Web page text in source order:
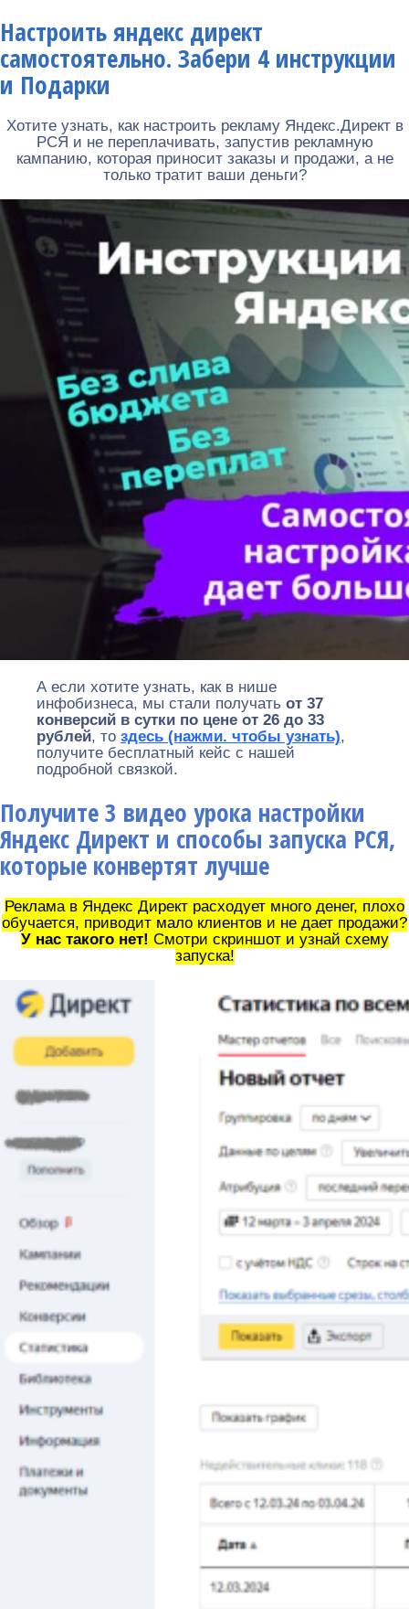
Настроить яндекс директ
самостоятельно. Забери 4 инструкции
и Подарки
Хотите узнать, как настроить рекламу Яндекс.Директ в
РСЯ и не переплачивать, запустив рекламную
кампанию, которая приносит заказы и продажи, а не
только тратит ваши деньги?
А если хотите узнать, как в нише
инфобизнеса, мы стали получать от 37
конверсий в сутки по цене от 26 до 33
рублей, то здесь (нажми. чтобы узнать),
получите бесплатный кейс с нашей
подробной связкой.
Получите 3 видео урока настройки
Яндекс Директ и способы запуска РСЯ,
которые конвертят лучше
Реклама в Яндекс Директ расходует много денег, плохо
обучается, приводит мало клиентов и не дает продажи?
У нас такого нет! Смотри скриншот и узнай схему
запуска!